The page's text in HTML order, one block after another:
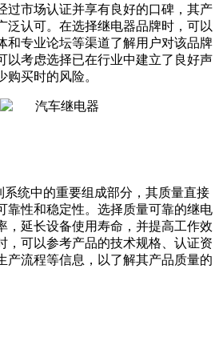
过市场认证并享有良好的口碑，其产
泛认可。在选择继电器品牌时，可以
和专业论坛等渠道了解用户对该品牌
以考虑选择已在行业中建立了良好声
买时的风险。
系统中的重要组成部分，其质量直接
靠性和稳定性。选择质量可靠的继电
，延长设备使用寿命，并提高工作效
，可以参考产品的技术规格、认证资
产流程等信息，以了解其产品质量的